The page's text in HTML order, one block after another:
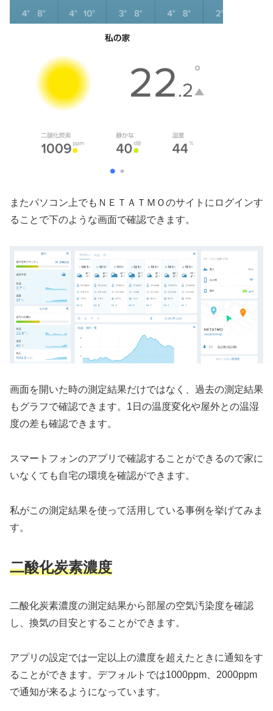
またパソコン上でもＮＥＴＡＴＭＯのサイトにログインす
ることで下のような画面で確認できます。
画面を開いた時の測定結果だけではなく、過去の測定結果
もグラフで確認できます。1日の温度変化や屋外との温湿
度の差も確認できます。
スマートフォンのアプリで確認することができるので家に
いなくても自宅の環境を確認ができます。
私がこの測定結果を使って活用している事例を挙げてみま
す。
二酸化炭素濃度
二酸化炭素濃度の測定結果から部屋の空気汚染度を確認
し、換気の目安とすることができます。
アプリの設定では一定以上の濃度を超えたときに通知をす
ることができます。デフォルトでは1000ppm、2000ppm
で通知が来るようになっています。